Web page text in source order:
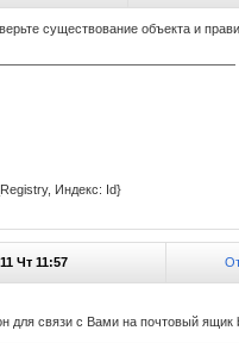
существование объекта и
Индекс: Id}
Чт 11:57
для связи с Вами на почтовый ящик